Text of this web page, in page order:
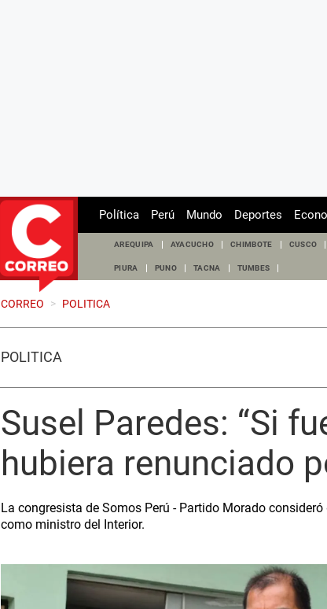
Política Perú Mundo Deportes
AREQUIPA AYACUCHO CHIMBOTE CUSCO
PIURA PUNO TACNA TUMBES
CORREO > POLITICA
POLÍTICA
Susel Paredes: “Si
hubiera renunciado
La congresista de Somos Perú - Partido Morado
como ministro del Interior.